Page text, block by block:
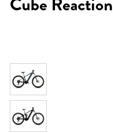
Bildergalerie überspringen